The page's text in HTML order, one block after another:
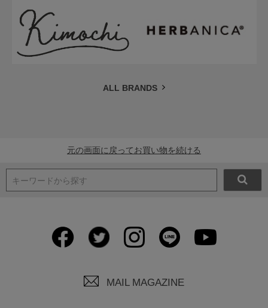
ALL BRANDS
元の画面に戻ってお買い物を続ける
キーワードから探す
MAIL MAGAZINE